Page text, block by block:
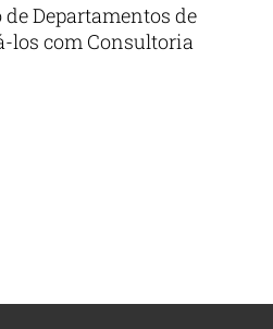
de Departamentos de
los com Consultoria